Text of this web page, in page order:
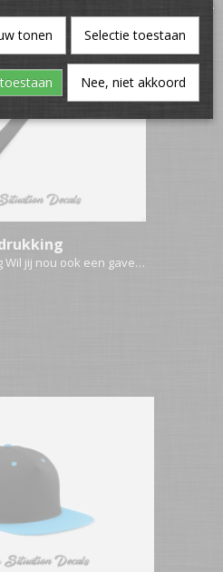
jij nou ook een gave…
tonen Selectie toestaan
Nee, niet akkoord